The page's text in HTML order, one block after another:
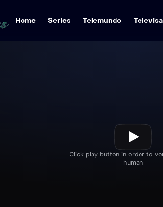
Home Series Telemundo Televisa